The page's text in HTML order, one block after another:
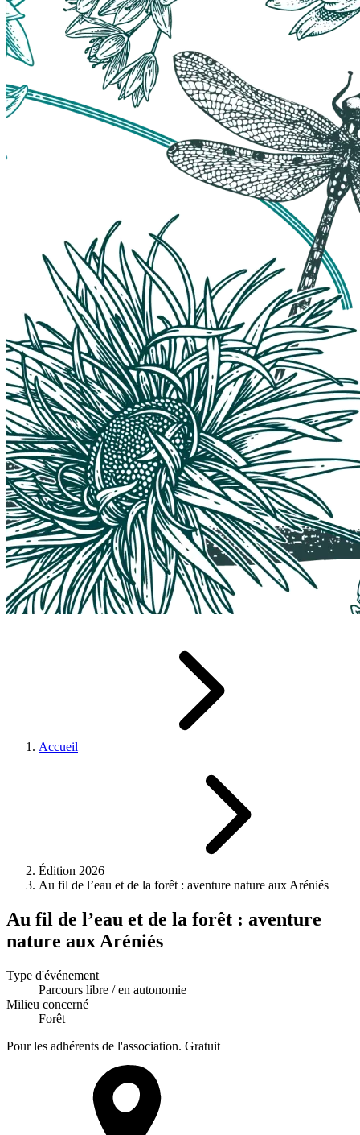
Accueil
Édition 2026
Au fil de l’eau et de la forêt : aventure nature aux Aréniés
Au fil de l’eau et de la forêt : aventure
nature aux Aréniés
Type d'événement
Parcours libre / en autonomie
Milieu concerné
Forêt
Pour les adhérents de l'association. Gratuit